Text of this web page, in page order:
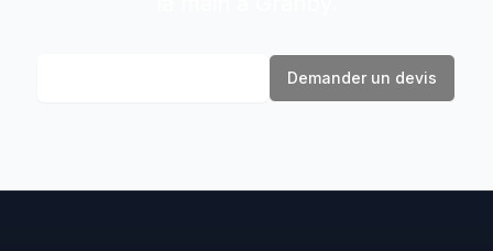
Demander un devis